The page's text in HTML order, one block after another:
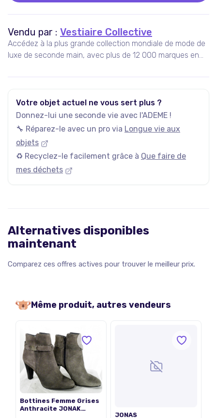
Vendu par : Vestiaire Collective
Accédez à la plus grande collection mondiale de mode de
luxe de seconde main, avec plus de 12 000 marques en
nouveaux articles ajoutés chaque jour.
Votre objet actuel ne vous sert plus ?
Donnez-lui une seconde vie avec l'ADEME !
🔧 Réparez-le avec un pro via Longue vie aux
objets
♻️ Recyclez-le facilement grâce à Que faire de
mes déchets
Alternatives disponibles
maintenant
Comparez ces offres actives pour trouver le meilleur prix.
Même produit, autres vendeurs
Bottines Femme Grises
Anthracite JONAK
JONAS